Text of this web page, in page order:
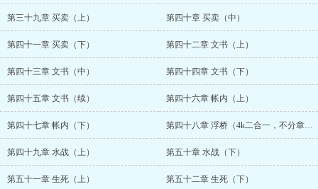
第三十九章 买卖（上） 第四十章 买卖（中）
第四十一章 买卖（下） 第四十二章 文书（上）
第四十三章 文书（中） 第四十四章 文书（下）
第四十五章 文书（续） 第四十六章 帐内（上）
第四十七章 帐内（下） 第四十八章 浮桥（4k二合一，不分章了）
第四十九章 水战（上） 第五十章 水战（下）
第五十一章 生死（上） 第五十二章 生死（下）